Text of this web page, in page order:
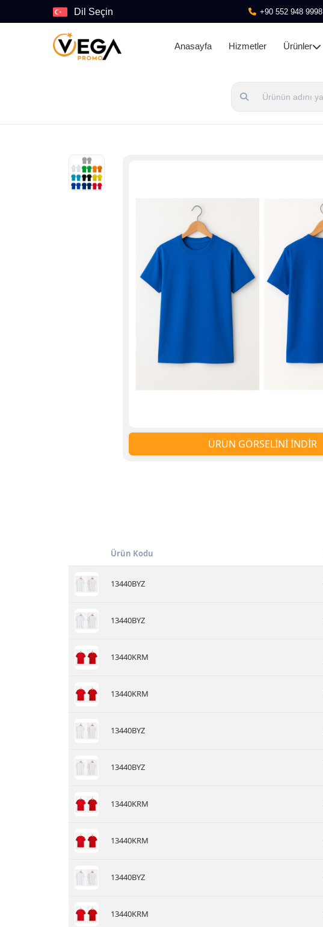
Dil Seçin +90 552 948 9998
Anasayfa Hizmetler Ürünler
ÜRÜN GÖRSELİNİ İNDİR
Ürün Kodu
13440BYZ
13440BYZ
13440KRM
13440KRM
13440BYZ
13440BYZ
13440KRM
13440KRM
13440BYZ
13440KRM